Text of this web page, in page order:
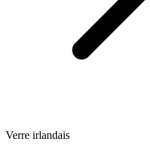
Verre irlandais